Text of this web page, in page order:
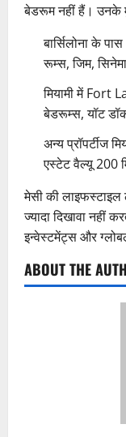
बेडरूम नहीं हैं। उनके
बार्सिलोना के
रूम्स, जिम,
मियामी में Fort
बेडरूम्स, यॉट
अन्य प्रॉपर्टीज
एस्टेट वैल्यू 200
मेसी की
ज्यादा दिखावा नहीं
इन्वेस्टमेंट्स और
ABOUT THE